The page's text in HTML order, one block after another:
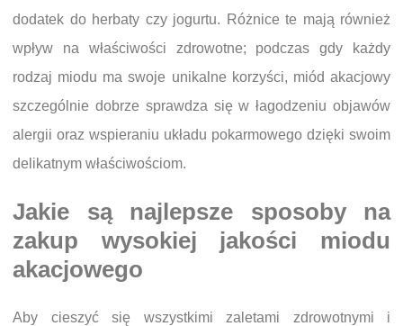
dodatek do herbaty czy jogurtu. Różnice te mają również
wpływ na właściwości zdrowotne; podczas gdy każdy
rodzaj miodu ma swoje unikalne korzyści, miód akacjowy
szczególnie dobrze sprawdza się w łagodzeniu objawów
alergii oraz wspieraniu układu pokarmowego dzięki swoim
delikatnym właściwościom.
Jakie są najlepsze sposoby na
zakup wysokiej jakości miodu
akacjowego
Aby cieszyć się wszystkimi zaletami zdrowotnymi i